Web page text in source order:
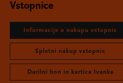
Vstopnice
Informacije o nakupu vstopnic
Spletni nakup vstopnic
Darilni bon in kartica Ivanka